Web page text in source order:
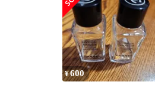
¥600